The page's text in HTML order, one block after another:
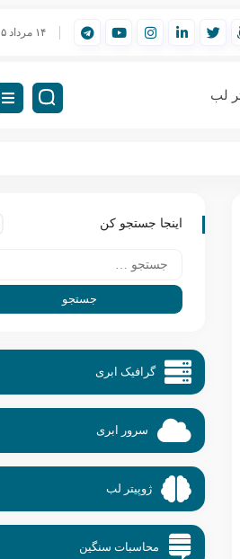
ورک‌استیشن مهندسی (Workstation) چیست؟ ۱۴ مرداد ۱۴۰۵
لب
اینجا جستجو کن
گرافیک ابری
سرور ابری
ژوپیتر لب
محاسبات سنگین